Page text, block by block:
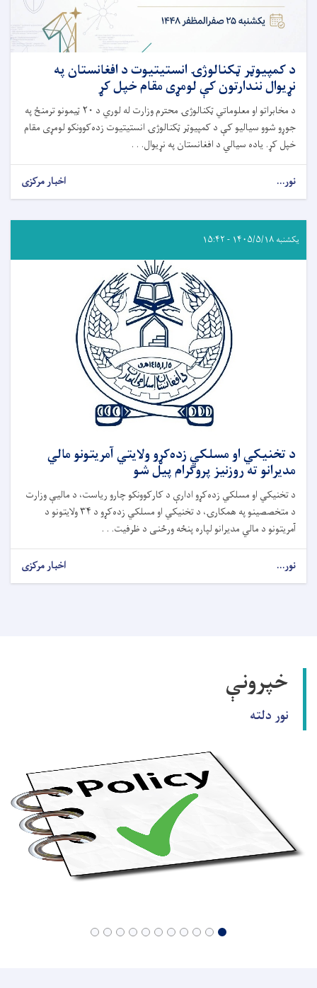
د کمپیوټر ټکنالوژۍ انستیتیوت د افغانستان په
نړیوال نندارتون کې لومړی مقام خپل کړ
د مخابراتو او معلوماتي ټکنالوژۍ محترم وزارت له لوري د ۲۰ ټیمونو ترمنځ په
جوړو شوو سیالیو کې د کمپیوټر ټکنالوژۍ انستیتیوت زده‌کوونکو لومړی مقام
خپل کړ. یاده سیالي د افغانستان په نړیوال. . .
نور... اخبار مرکزی
یکشنبه ۱۴۰۵/۵/۱۸ - ۱۵:۴۲
د تخنیکي او مسلکي زده‌کړو ولایتي آمریتونو مالي
مدیرانو ته روزنیز پروګرام پیل شو
د تخنیکي او مسلکي زده‌کړو ادارې د کارکوونکو چارو ریاست، د مالیې وزارت
د متخصصینو په همکارۍ، د تخنیکي او مسلکي زده‌کړو د ۳۴ ولایتونو د
آمریتونو د مالي مدیرانو لپاره پنځه ورځنی د ظرفیت. . .
نور... اخبار مرکزی
خپرونې
نور دلته